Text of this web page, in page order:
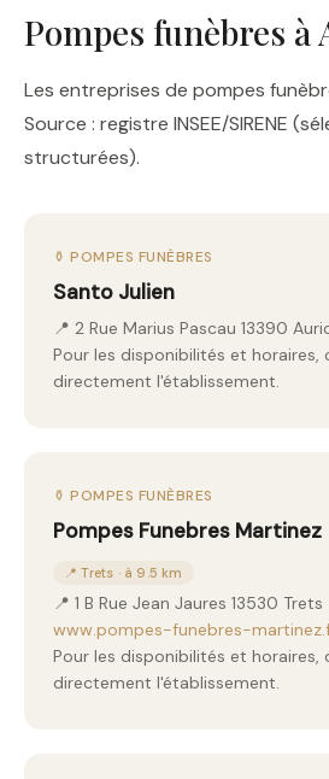
Pompes funèbres à
Les entreprises de pompes
Source : registre INSEE/SIRENE
structurées).
⚱️ POMPES FUNÈBRES
Santo Julien
📍 2 Rue Marius Pascau 13390
Pour les disponibilités et horaires,
directement l'établissement.
⚱️ POMPES FUNÈBRES
Pompes Funebres Martinez
📍 Trets · à 9.5 km
📍 1 B Rue Jean Jaures 13530 Trets
www.pompes-funebres-
Pour les disponibilités et horaires,
directement l'établissement.